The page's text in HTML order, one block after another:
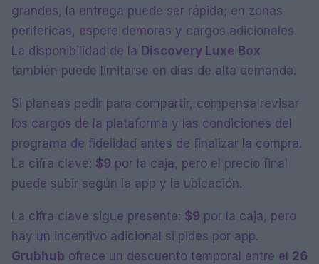
grandes, la entrega puede ser rápida; en zonas
periféricas, espere demoras y cargos adicionales.
La disponibilidad de la Discovery Luxe Box
también puede limitarse en días de alta demanda.
Si planeas pedir para compartir, compensa revisar
los cargos de la plataforma y las condiciones del
programa de fidelidad antes de finalizar la compra.
La cifra clave: $9 por la caja, pero el precio final
puede subir según la app y la ubicación.
La cifra clave sigue presente: $9 por la caja, pero
hay un incentivo adicional si pides por app.
Grubhub ofrece un descuento temporal entre el 26